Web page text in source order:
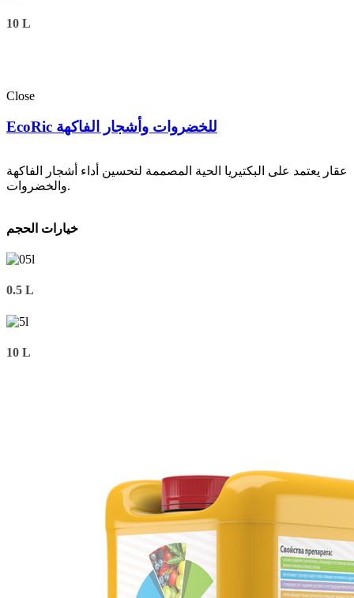
10 L
Close
EcoRic للخضروات وأشجار الفاكهة
عقار يعتمد على البكتيريا الحية المصممة لتحسين أداء أشجار الفاكهة
والخضروات.
خيارات الحجم
0.5 L
10 L